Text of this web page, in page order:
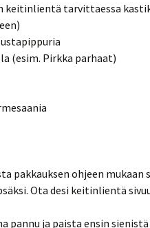
keitinlientä tarvittaessa
(esim. Pirkka parhaat)
pakkauksen ohjeen mukaan
Ota desi keitinlientä
pannu ja paista ensin